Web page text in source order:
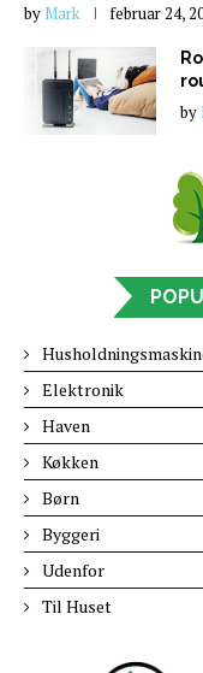
by Mark februar 24,
by
Elektronik
Haven
Køkken
Børn
Byggeri
Udenfor
Til Huset